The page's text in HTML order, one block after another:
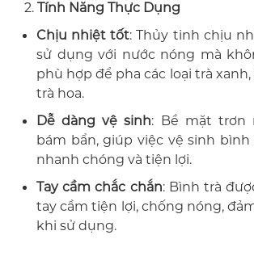
2. Tính Năng Thực Dụng
Chịu nhiệt tốt: Thủy tinh chịu
sử dụng với nước nóng mà
phù hợp để pha các loại trà xanh,
trà hoa.
Dễ dàng vệ sinh: Bề mặt trơn
bám bẩn, giúp việc vệ sinh
nhanh chóng và tiện lợi.
Tay cầm chắc chắn: Bình trà
tay cầm tiện lợi, chống nóng,
khi sử dụng.